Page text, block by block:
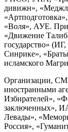
дивижн»,
«Воля», АУЕ.
«Движение
государство»
Синрике»,
исламского
Организации,
иностранными
Избирателей»,
заключенных»,
Левады»,
Россия»,